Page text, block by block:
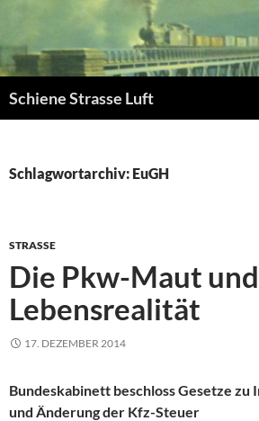
springen
Schiene Strasse Luft
Schlagwortarchiv: EuGH
STRASSE
Die Pkw-Maut
Lebensrealität
17. DEZEMBER 2014
Bundeskabinett beschloss Gesetze
und Änderung der Kfz-Steuer